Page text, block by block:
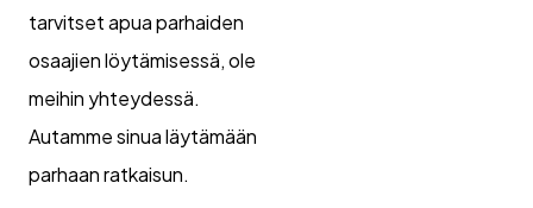
tarvitset apua parhaiden
osaajien löytämisessä, ole
meihin yhteydessä.
Autamme sinua läytämään
parhaan ratkaisun.